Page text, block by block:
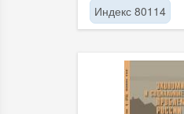
Индекс 80114